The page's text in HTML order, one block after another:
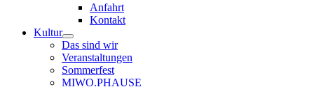
Anfahrt
Kontakt
Kultur
Das sind wir
Veranstaltungen
Sommerfest
MIWO.PHAUSE